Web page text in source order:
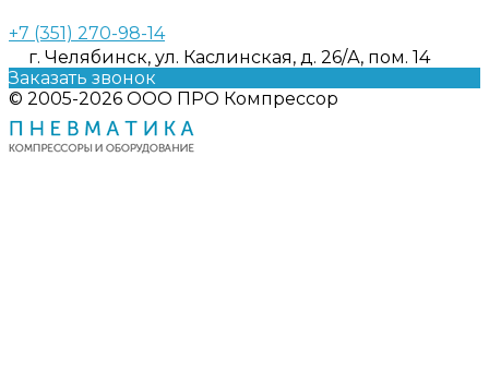
+7 (351) 270-98-14
г. Челябинск, ул. Каслинская, д. 26/А, пом. 14
Заказать звонок
© 2005-2026 ООО ПРО Компрессор